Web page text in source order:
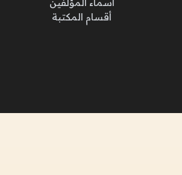
أسماء المؤلفين
أقسام المكتبة